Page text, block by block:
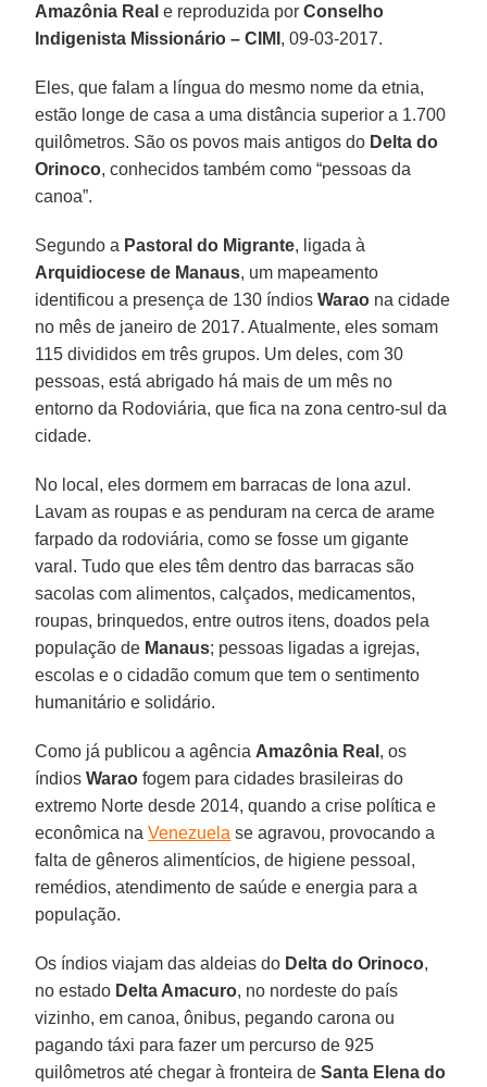
Amazônia Real e reproduzida porConselho
Indigenista Missionário – CIMI , 09-03-2017.
Eles, que falam a língua do mesmo nome da etnia,
estão longe de casa a uma distância superior a 1.700
quilômetros. São os povos mais antigos do Delta do
Orinoco, conhecidos também como “pessoas da
canoa”.
Segundo a Pastoral do Migrante, ligada à
Arquidiocese de Manaus, um mapeamento
identificou a presença de 130 índiosWarao na cidade
no mês de janeiro de 2017. Atualmente, eles somam
115 divididos em três grupos. Um deles, com 30
pessoas, está abrigado há mais de um mês no
entorno da Rodoviária, que fica na zona centro-sul da
cidade.
No local, eles dormem em barracas de lona azul.
Lavam as roupas e as penduram na cerca de arame
farpado da rodoviária, como se fosse um gigante
varal. Tudo que eles têm dentro das barracas são
sacolas com alimentos, calçados, medicamentos,
roupas, brinquedos, entre outros itens, doados pela
população de Manaus; pessoas ligadas a igrejas,
escolas e o cidadão comum que tem o sentimento
humanitário e solidário.
Como já publicou a agência Amazônia Real , os
índiosWarao fogem para cidades brasileiras do
extremo Norte desde 2014, quando a crise política e
econômica naVenezuela se agravou, provocando a
falta de gêneros alimentícios, de higiene pessoal,
remédios, atendimento de saúde e energia para a
população.
Os índios viajam das aldeias do Delta do Orinoco,
no estado Delta Amacuro, no nordeste do país
vizinho, em canoa, ônibus, pegando carona ou
pagando táxi para fazer um percurso de 925
quilômetros até chegar à fronteira deSanta Elena do